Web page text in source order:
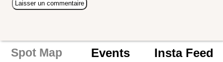
Spot Map Events Insta Feed